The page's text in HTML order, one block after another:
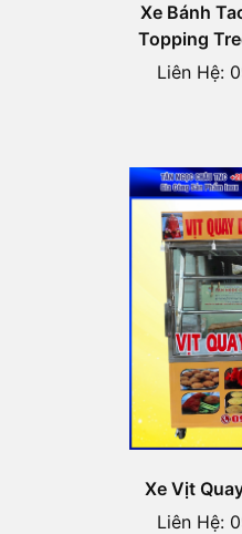
Xe Bánh
Topping
Liên Hệ:
Xe Vịt
Liên Hệ: